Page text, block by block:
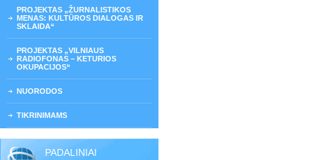
PROJEKTAS „ŽURNALISTIKOS
MENAS: KULTŪROS DIALOGAS IR
SKLAIDA“
PROJEKTAS „VILNIAUS
RADIOFONAS – KETURIOS
OKUPACIJOS“
NUORODOS
TIKRINIMAMS
PADALINIAI